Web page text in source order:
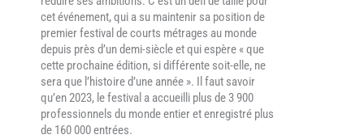
cet événement, qui a su maintenir sa position de
premier festival de courts métrages au monde
depuis près d’un demi-siècle et qui espère « que
cette prochaine édition, si différente soit-elle, ne
sera que l’histoire d’une année ». Il faut savoir
qu’en 2023, le festival a accueilli plus de 3 900
professionnels du monde entier et enregistré plus
de 160 000 entrées.